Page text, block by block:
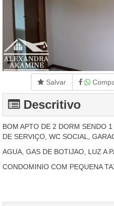
Salvar
Descritivo
BOM APTO DE 2 DORM SENDO
DE SERVIÇO, WC SOCIAL,
AGUA, GAS DE BOTIJAO, LUZ A
CONDOMINIO COM PEQUENA